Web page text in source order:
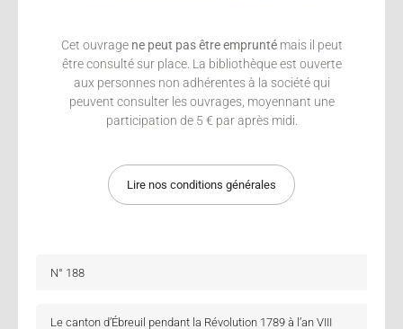
Cet ouvrage ne peut pas être empruntémais il peut
être consulté sur place. La bibliothèque est ouverte
aux personnes non adhérentes à la société qui
peuvent consulter les ouvrages, moyennant une
participation de 5 € par après midi.
Lire nos conditions générales